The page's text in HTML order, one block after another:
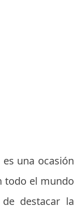
es una ocasión
todo el mundo
destacar la